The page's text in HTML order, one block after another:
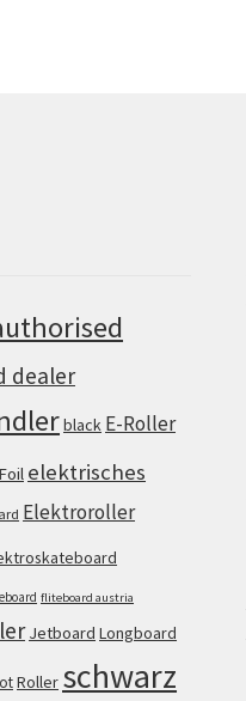
dealer
black E-Roller
elektrisches
Elektroroller
fliteboard austria
Jetboard Longboard
Roller schwarz